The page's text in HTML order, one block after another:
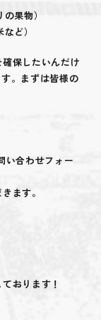
果物）
ど）
保したいんだけ
。まずは皆様の
い合わせフォー
ます。
おります！